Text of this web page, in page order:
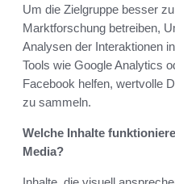
Um die Zielgruppe besser
Marktforschung betreiben,
Analysen der Interaktionen
Tools wie Google Analytics
Facebook helfen, wertvolle
zu sammeln.
Welche Inhalte
Media?